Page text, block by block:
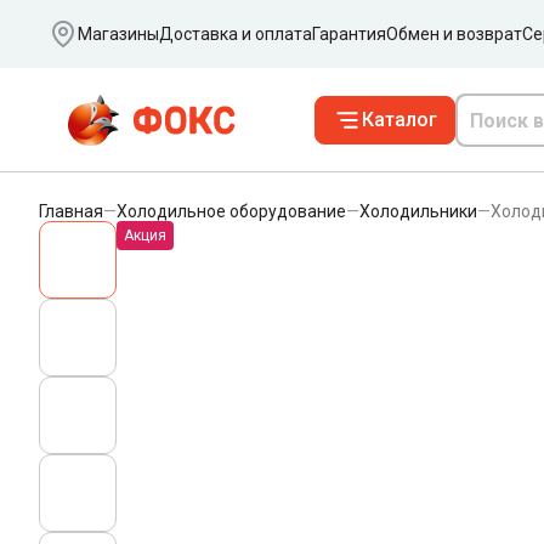
Ваш город
МагазиныДоставка и оплатаГарантияОбмен и возврат
Каталог
Главная—Холодильное оборудование—Холодильники—
Акция